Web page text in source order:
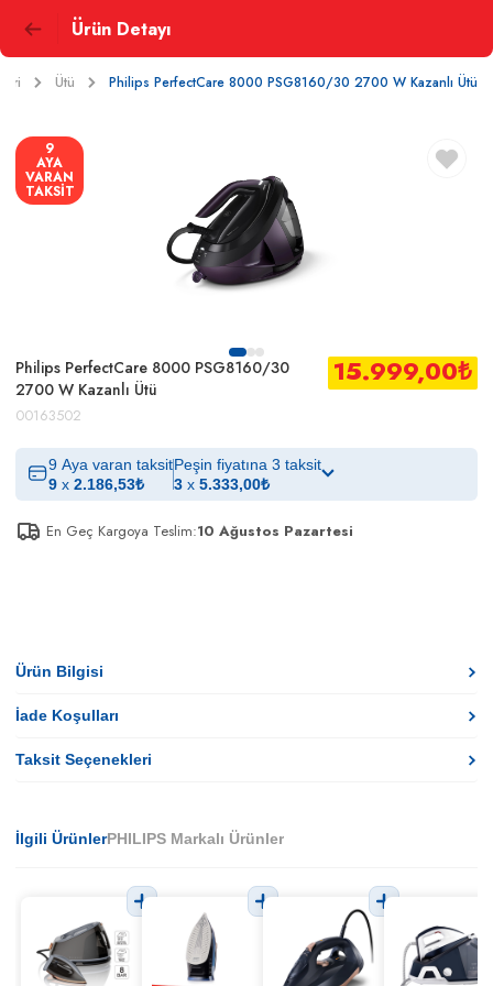
Ürün Detayı
Ütü Philips PerfectCare 8000 PSG8160/30 2700 W Kazanlı Ütü
9
AYA
VARAN
TAKSİT
Philips PerfectCare 8000 PSG8160/30
2700 W Kazanlı Ütü
00163502
15.999,00₺
9 Aya varan taksit
9 x 2.186,53₺
Peşin fiyatına 3 taksit
3 x 5.333,00₺
En Geç Kargoya Teslim:10 Ağustos Pazartesi
Ürün Bilgisi
İade Koşulları
Taksit Seçenekleri
İlgili ÜrünlerPHILIPS Markalı Ürünler